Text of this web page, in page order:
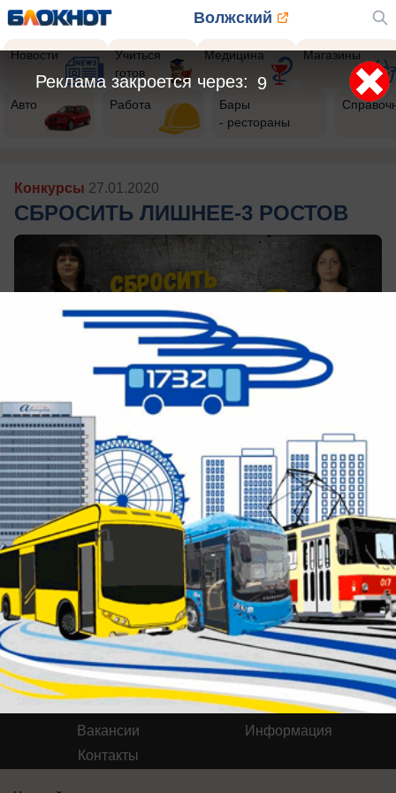
Волжский
Новости
Учиться
готов
Медицина Магазины
Авто Работа
Бары
- рестораны
Конкурсы 27.01.2020
СБРОСИТЬ ЛИШНЕЕ-3 РОСТОВ
Будь в курсе событий!
Подпишись
на нас в телеграм
Публикации на тему: СБРОСИТЬ
ЛИШНЕЕ-3 РОСТОВ
Здесь ничего нет
Вакансии
Контакты
О компании
Информация
9
Реклама закроется через: